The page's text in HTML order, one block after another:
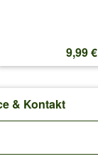
9,99 €
& Kontakt